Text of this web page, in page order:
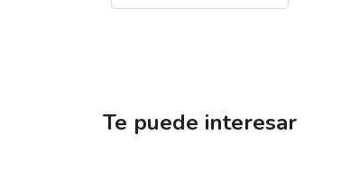
Te puede interesar